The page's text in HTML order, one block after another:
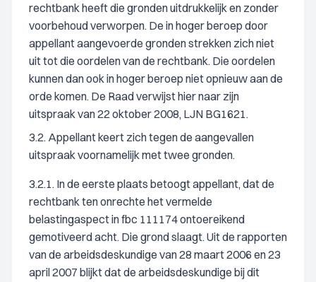
rechtbank heeft die gronden uitdrukkelijk en zonder
voorbehoud verworpen. De in hoger beroep door
appellant aangevoerde gronden strekken zich niet
uit tot die oordelen van de rechtbank. Die oordelen
kunnen dan ook in hoger beroep niet opnieuw aan de
orde komen. De Raad verwijst hier naar zijn
uitspraak van 22 oktober 2008, LJN BG1621.
3.2. Appellant keert zich tegen de aangevallen
uitspraak voornamelijk met twee gronden.
3.2.1. In de eerste plaats betoogt appellant, dat de
rechtbank ten onrechte het vermelde
belastingaspect in fbc 111174 ontoereikend
gemotiveerd acht. Die grond slaagt. Uit de rapporten
van de arbeidsdeskundige van 28 maart 2006 en 23
april 2007 blijkt dat de arbeidsdeskundige bij dit